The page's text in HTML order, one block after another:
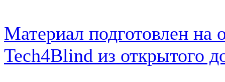
Материал подготовлен на
Tech4Blind из открытого